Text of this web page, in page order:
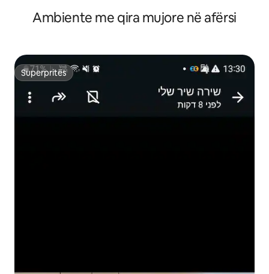
Ambiente me qira mujore në afërsi
Superpritës
Superpritës